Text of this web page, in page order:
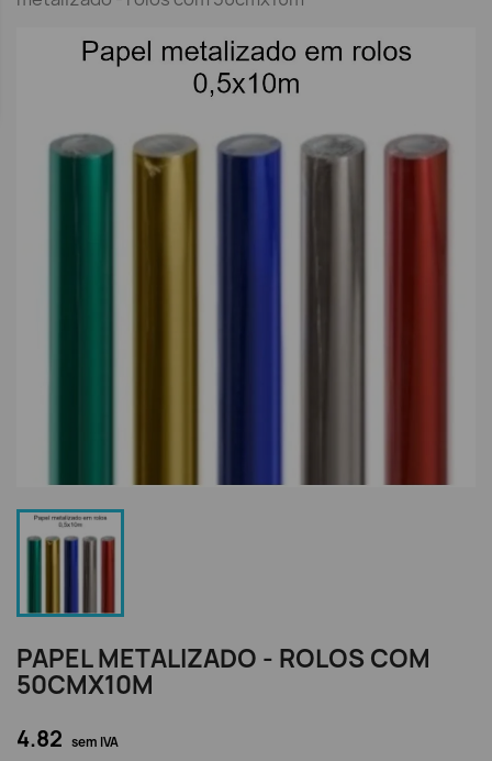
PAPEL METALIZADO - ROLOS COM
50CMX10M
4.82 sem IVA